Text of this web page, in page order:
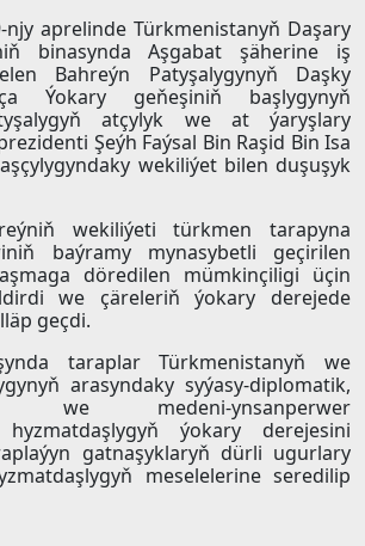
njy aprelinde Türkmenistanyň Daşary
binasynda Aşgabat şäherine iş
Bahreýn Patyşalygynyň Daşky
Ýokary geňeşiniň başlygynyň
atçylyk we at ýaryşlary
Şeýh Faýsal Bin Raşid Bin Isa
wekiliýet bilen duşuşyk
wekiliýeti türkmen tarapyna
baýramy mynasybetli geçirilen
döredilen mümkinçiligi üçin
we çäreleriň ýokary derejede
geçdi.
taraplar Türkmenistanyň we
arasyndaky syýasy-diplomatik,
we medeni-ynsanperwer
hyzmatdaşlygyň ýokary derejesini
gatnaşyklaryň dürli ugurlary
meselelerine seredilip